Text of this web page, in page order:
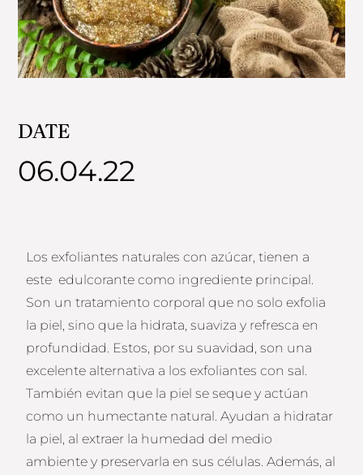
DATE
06.04.22
Los exfoliantes naturales con azúcar, tienen a
este edulcorante como ingrediente principal.
Son un tratamiento corporal que no solo exfolia
la piel, sino que la hidrata, suaviza y refresca en
profundidad. Estos, por su suavidad, son una
excelente alternativa a los exfoliantes con sal.
También evitan que la piel se seque y actúan
como un humectante natural. Ayudan a hidratar
la piel, al extraer la humedad del medio
ambiente y preservarla en sus células. Además, al